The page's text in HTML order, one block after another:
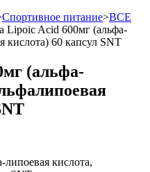
Спортивное питание>ВСЕ
Lipoic Acid 600мг (альфа-
кислота) 60 капсул SNT
(альфа-